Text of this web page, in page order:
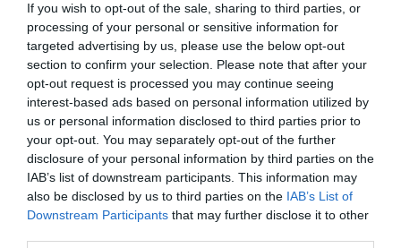
If you wish to opt-out of the sale, sharing to third parties, or
processing of your personal or sensitive information for
targeted advertising by us, please use the below opt-out
section to confirm your selection. Please note that after your
opt-out request is processed you may continue seeing
interest-based ads based on personal information utilized by
us or personal information disclosed to third parties prior to
your opt-out. You may separately opt-out of the further
disclosure of your personal information by third parties on the
IAB’s list of downstream participants. This information may
also be disclosed by us to third parties on the IAB’s List of
Downstream Participants that may further disclose it to other
01.08.2026 15:06
Αυτό είναι το σύμπτωμα του καρκίνου του
δέρματος που μπορεί να εντοπιστεί στο
κομμωτήριο! – Τι δείχνει νέα έρευνα